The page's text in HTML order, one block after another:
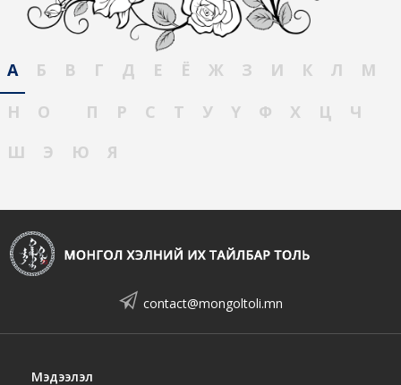
А Б В Г Д Е Ё Ж З И К Л
М
Н
О П Р С Т У Ү Ф Х Ц
Ч
Ш
Э Ю Я
contact@mongoltoli.mn
Мэдээлэл